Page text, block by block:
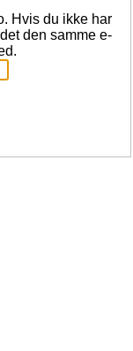
Hvis du ikke har
den samme e-